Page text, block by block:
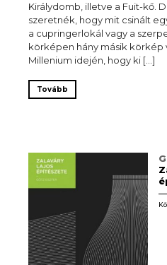
Királydomb, illetve a Fuit-kő.
szeretnék, hogy mit csinált
a cupringerlokál vagy a
körképen hány másik körkép
Millenium idején, hogy ki […]
Tovább